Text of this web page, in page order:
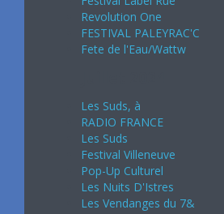
Revolution One
FESTIVAL PALEYRAC'C
Fete de l'Eau/Wattw
Les Suds, à
RADIO FRANCE
Les Suds
Festival Villeneuve
Pop-Up Culturel
Les Nuits D'Istres
Les Vendanges du 7&